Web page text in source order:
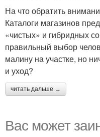
На что обратить
Каталоги магазинов
«чистых» и гибридных
правильный выбор
малину на участке, но
и уход?
читать дальше →
Вас может